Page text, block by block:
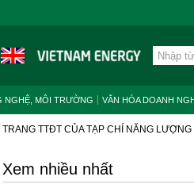
NGHỆ, MÔI TRƯỜNG VĂN HÓA DOANH
TRANG TTĐT CỦA TẠP CHÍ NĂNG LƯỢNG
Xem nhiều nhất